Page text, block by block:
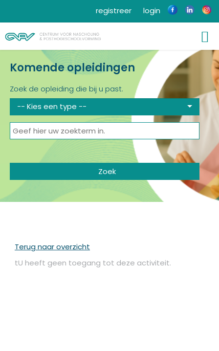
login
registreer
Komende opleidingen
Zoek de opleiding die bij u past.
-- Kies een type --
Terug naar overzicht
tU heeft geen toegang tot deze activiteit.